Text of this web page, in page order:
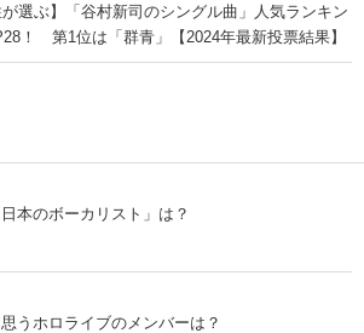
が選ぶ】「谷村新司のシングル曲」人気ランキン
！ 第1位は「群青」【2024年最新投票結果】
本のボーカリスト」は？
うホロライブのメンバーは？